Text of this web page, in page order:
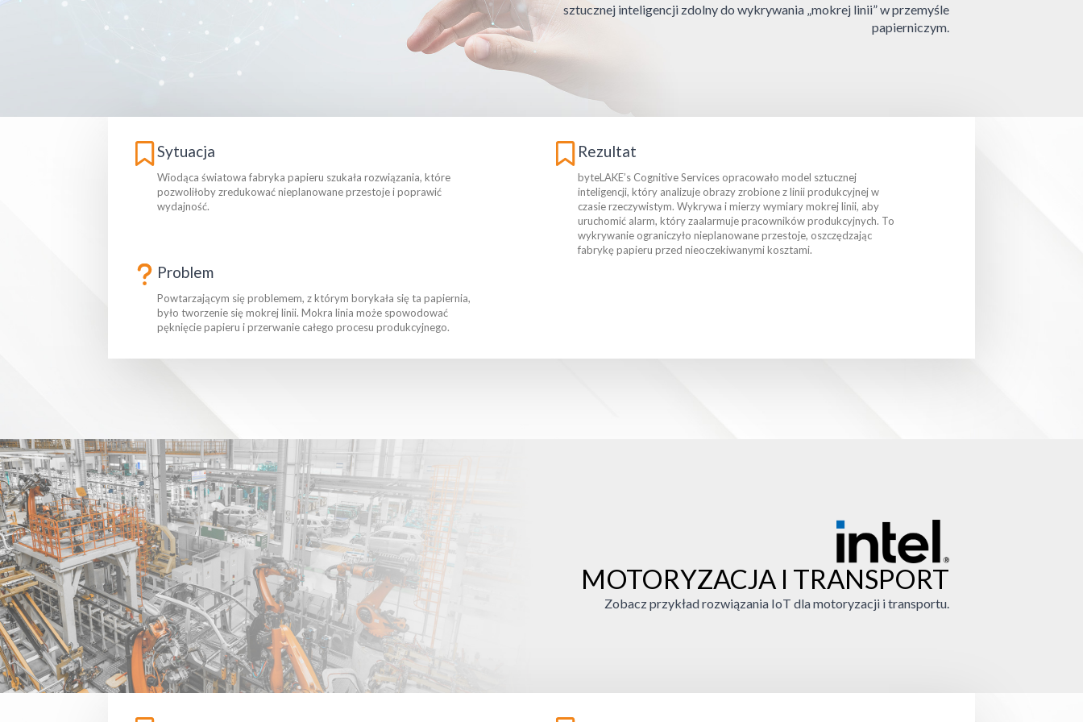
sztucznej inteligencji zdolny do wykrywania „mokrej linii” w przemyśle
papierniczym.
Sytuacja
Wiodąca światowa fabryka papieru szukała rozwiązania, które
pozwoliłoby zredukować nieplanowane przestoje i poprawić
wydajność.
Problem
Powtarzającym się problemem, z którym borykała się ta papiernia,
było tworzenie się mokrej linii. Mokra linia może spowodować
pęknięcie papieru i przerwanie całego procesu produkcyjnego.
Rezultat
byteLAKE’s Cognitive Services opracowało model sztucznej
inteligencji, który analizuje obrazy zrobione z linii produkcyjnej w
czasie rzeczywistym. Wykrywa i mierzy wymiary mokrej linii, aby
uruchomić alarm, który zaalarmuje pracowników produkcyjnych. To
wykrywanie ograniczyło nieplanowane przestoje, oszczędzając
fabrykę papieru przed nieoczekiwanymi kosztami.
MOTORYZACJA I TRANSPORT
Zobacz przykład rozwiązania IoT dla motoryzacji i transportu.